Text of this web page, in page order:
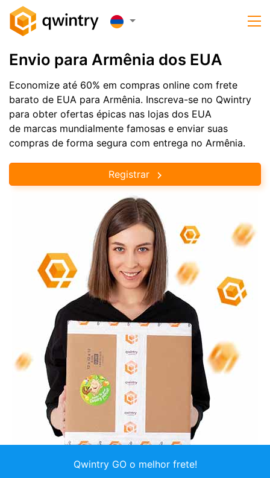
Envio para Armênia dos EUA
Economize até 60% em compras online com frete
barato de EUA para Armênia. Inscreva-se no Qwintry
para obter ofertas épicas nas lojas dos EUA
de marcas mundialmente famosas e enviar suas
compras de forma segura com entrega no Armênia.
Registrar
Qwintry GO o melhor frete!